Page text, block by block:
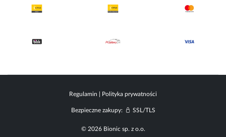
Regulamin Polityka prywatności
Bezpieczne zakupy: SSL/TLS
© 2026 Bionic sp. z o.o.